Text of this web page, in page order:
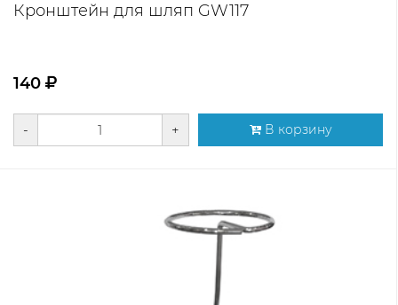
Кронштейн для шляп GW117
140
- + В корзину